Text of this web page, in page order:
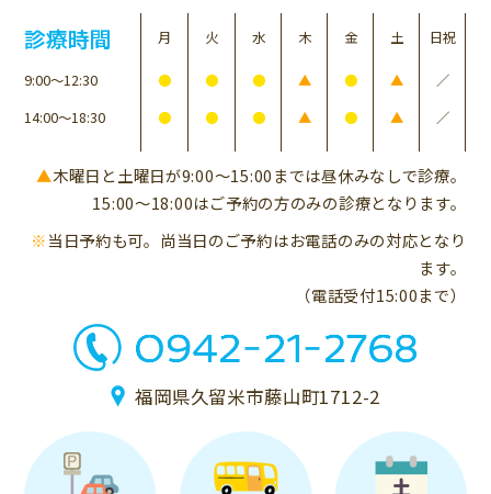
診療時間 月 火 水 木 金 土 日祝
9:00〜12:30 ● ● ● ▲ ● ▲
／
14:00〜18:30
● ● ● ▲ ● ▲ ／
▲木曜日と土曜日が9:00〜15:00までは昼休みなしで診療。
15:00〜18:00はご予約の方のみの診療となります。
※当日予約も可。尚当日のご予約はお電話のみの対応となり
ます。
（電話受付15:00まで）
福岡県久留米市藤山町1712-2